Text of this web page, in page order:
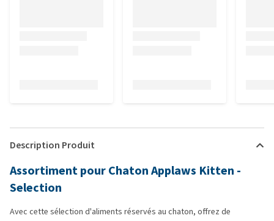
Description Produit
Assortiment pour Chaton Applaws Kitten -
Selection
Avec cette sélection d'aliments réservés au chaton, offrez de